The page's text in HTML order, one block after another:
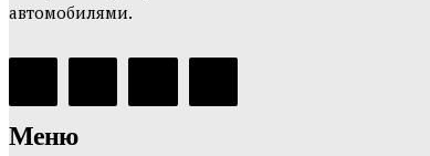
автомобилями.
Меню